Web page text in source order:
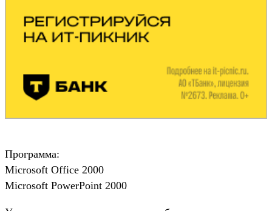
Программа:
Microsoft Office 2000
Microsoft PowerPoint 2000